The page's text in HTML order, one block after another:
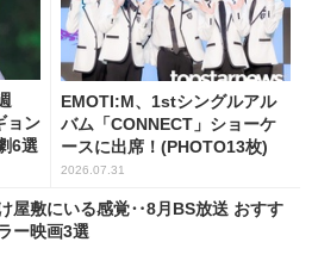
ョン
6選
EMOTI:M、1stシングルアル
バム「CONNECT」ショーケ
ースに出席！(PHOTO13枚)
2026.07.31
屋敷にいる感覚‥8月BS放送 おすす
ー映画3選